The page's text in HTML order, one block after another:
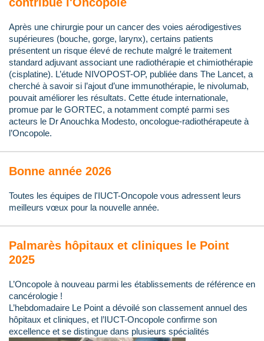
Après une chirurgie pour un cancer des voies aérodigestives
supérieures (bouche, gorge, larynx), certains patients
présentent un risque élevé de rechute malgré le traitement
standard adjuvant associant une radiothérapie et chimiothérapie
(cisplatine). L’étude NIVOPOST-OP, publiée dans The Lancet, a
cherché à savoir si l’ajout d’une immunothérapie, le nivolumab,
pouvait améliorer les résultats. Cette étude internationale,
promue par le GORTEC, a notamment compté parmi ses
acteurs le Dr Anouchka Modesto, oncologue-radiothérapeute à
l’Oncopole.
Bonne année 2026
Toutes les équipes de l'IUCT-Oncopole vous adressent leurs
meilleurs vœux pour la nouvelle année.
Palmarès hôpitaux et cliniques le Point
2025
L’Oncopole à nouveau parmi les établissements de référence en
cancérologie !
L’hebdomadaire Le Point a dévoilé son classement annuel des
hôpitaux et cliniques, et l’IUCT-Oncopole confirme son
excellence et se distingue dans plusieurs spécialités